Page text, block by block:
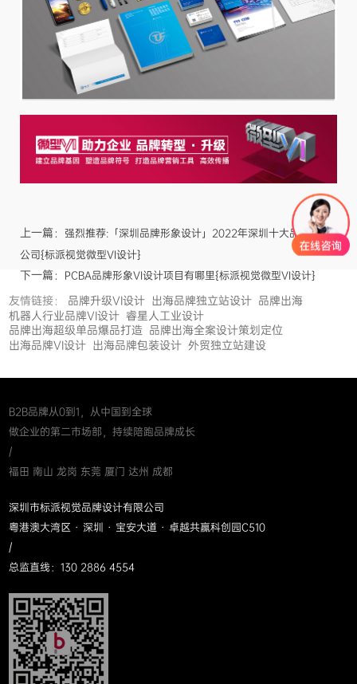
上一篇： 强烈推荐:「深圳品牌形象设计」2022年深圳十大品牌设计
公司{标派视觉微型VI设计}
下一篇： PCBA品牌形象VI设计项目有哪里{标派视觉微型VI设计}
友情链接： 品牌升级VI设计 出海品牌独立站设计 品牌出海
机器人行业品牌VI设计 睿星人工业设计
品牌出海超级单品爆品打造 品牌出海全案设计策划定位
出海品牌VI设计 出海品牌包装设计 外贸独立站建设
B2B品牌从0到1，从中国到全球
做企业的第二市场部，持续陪跑品牌成长
/
福田 南山 龙岗 东莞 厦门 达州 成都
深圳市标派视觉品牌设计有限公司
粤港澳大湾区 · 深圳 · 宝安大道 · 卓越共赢科创园C510
/
总监直线：130 2886 4554